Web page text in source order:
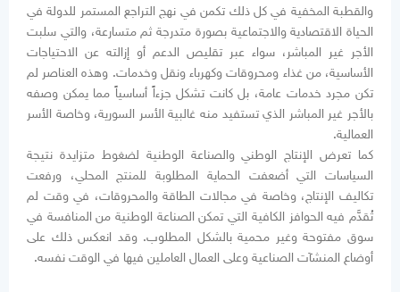
والقطبة المخفية في كل ذلك تكمن في نهج التراجع المستمر للدولة في
الحياة الاقتصادية والاجتماعية بصورة متدرجة ثم متسارعة، والتي سلبت
الأجر غير المباشر، سواء عبر تقليص الدعم أو إزالته عن الاحتياجات
الأساسية، من غذاء ومحروقات وكهرباء ونقل وخدمات. وهذه العناصر لم
تكن مجرد خدمات عامة، بل كانت تشكل جزءاً أساسياً مما يمكن وصفه
بالأجر غير المباشر الذي تستفيد منه غالبية الأسر السورية، وخاصة الأسر
العمالية.
كما تعرض الإنتاج الوطني والصناعة الوطنية لضغوط متزايدة نتيجة
السياسات التي أضعفت الحماية المطلوبة للمنتج المحلي، ورفعت
تكاليف الإنتاج، وخاصة في مجالات الطاقة والمحروقات، في وقت لم
تُقدَّم فيه الحوافز الكافية التي تمكن الصناعة الوطنية من المنافسة في
سوق مفتوحة وغير محمية بالشكل المطلوب. وقد انعكس ذلك على
أوضاع المنشآت الصناعية وعلى العمال العاملين فيها في الوقت نفسه.